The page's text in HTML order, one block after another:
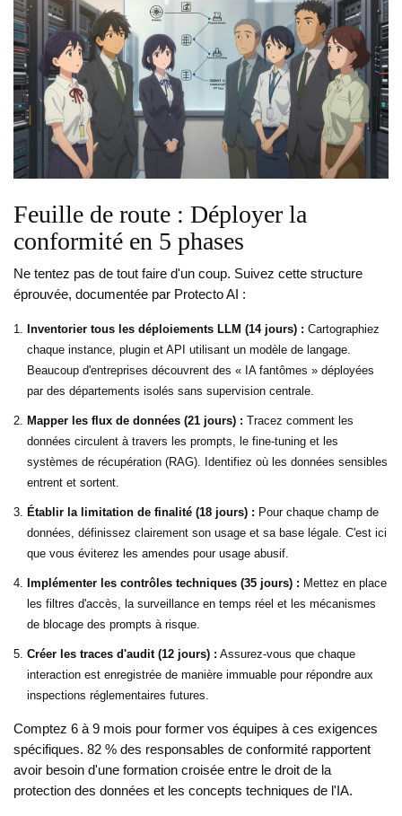
Feuille de route : Déployer la
conformité en 5 phases
Ne tentez pas de tout faire d'un coup. Suivez cette structure
éprouvée, documentée par Protecto AI :
Inventorier tous les déploiements LLM (14 jours) : Cartographiez
chaque instance, plugin et API utilisant un modèle de langage.
Beaucoup d'entreprises découvrent des « IA fantômes » déployées
par des départements isolés sans supervision centrale.
Mapper les flux de données (21 jours) : Tracez comment les
données circulent à travers les prompts, le fine-tuning et les
systèmes de récupération (RAG). Identifiez où les données sensibles
entrent et sortent.
Établir la limitation de finalité (18 jours) : Pour chaque champ de
données, définissez clairement son usage et sa base légale. C'est ici
que vous éviterez les amendes pour usage abusif.
Implémenter les contrôles techniques (35 jours) : Mettez en place
les filtres d'accès, la surveillance en temps réel et les mécanismes
de blocage des prompts à risque.
Créer les traces d'audit (12 jours) : Assurez-vous que chaque
interaction est enregistrée de manière immuable pour répondre aux
inspections réglementaires futures.
Comptez 6 à 9 mois pour former vos équipes à ces exigences
spécifiques. 82 % des responsables de conformité rapportent
avoir besoin d'une formation croisée entre le droit de la
protection des données et les concepts techniques de l'IA.